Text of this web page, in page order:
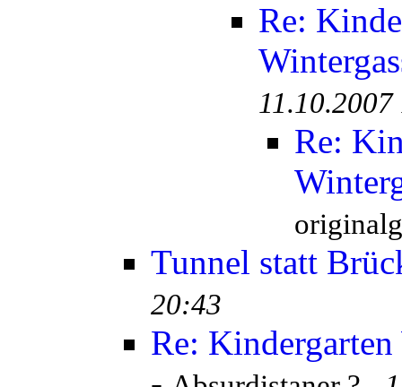
Re:
Re:
Tunnel statt
20:43
Re: